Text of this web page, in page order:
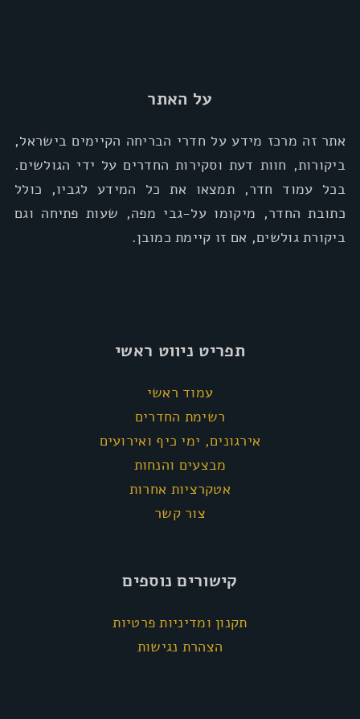
על האתר
אתר זה מרכז מידע על חדרי הבריחה הקיימים בישראל,
ביקורות, חוות דעת וסקירות החדרים על ידי הגולשים.
בכל עמוד חדר, תמצאו את כל המידע לגביו, כולל
כתובת החדר, מיקומו על-גבי מפה, שעות פתיחה וגם
ביקורת גולשים, אם זו קיימת כמובן.
תפריט ניווט ראשי
עמוד ראשי
רשימת החדרים
אירגונים, ימי כיף ואירועים
מבצעים והנחות
אטקרציות אחרות
צור קשר
קישורים נוספים
תקנון ומדיניות פרטיות
הצהרת נגישות